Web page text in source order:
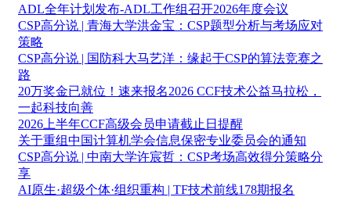
ADL全年计划发布-ADL工作组召开2026年度会议
CSP高分说 | 青海大学洪金宝：CSP题型分析与考场应对
策略
CSP高分说 | 国防科大马艺洋：缘起于CSP的算法竞赛之
路
20万奖金已就位！速来报名2026 CCF技术公益马拉松，
一起科技向善
2026上半年CCF高级会员申请截止日提醒
关于重组中国计算机学会信息保密专业委员会的通知
CSP高分说 | 中南大学许宸哲：CSP考场高效得分策略分
享
AI原生·超级个体·组织重构 | TF技术前线178期报名